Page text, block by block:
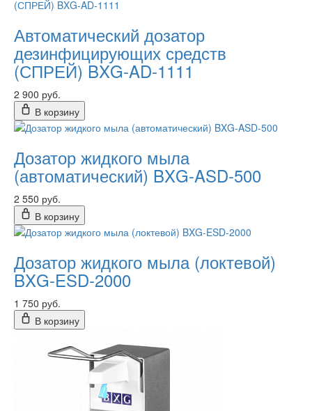
Автоматический дозатор
дезинфицирующих средств
(СПРЕЙ) BXG-AD-1111
2 900 руб.
В корзину
Дозатор жидкого мыла
(автоматический) BXG-ASD-500
2 550 руб.
В корзину
Дозатор жидкого мыла (локтевой)
BXG-ESD-2000
1 750 руб.
В корзину